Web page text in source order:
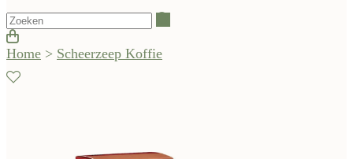
Home > Scheerzeep Koffie